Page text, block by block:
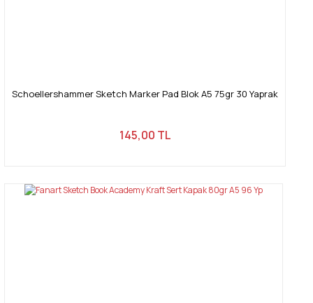
Schoellershammer Sketch Marker Pad Blok A5 75gr 30 Yaprak
145,00 TL